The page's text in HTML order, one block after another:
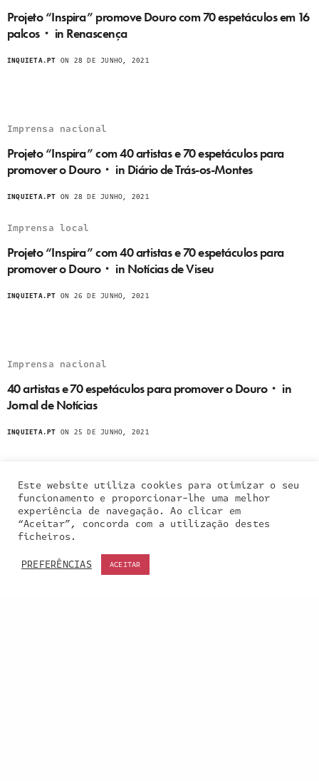
Projeto “Inspira” promove Douro com 70 espetáculos em 16
palcos・ in Renascença
INQUIETA.PT ON 28 DE JUNHO, 2021
Imprensa nacional
Projeto “Inspira” com 40 artistas e 70 espetáculos para
promover o Douro・ in Diário de Trás-os-Montes
INQUIETA.PT ON 28 DE JUNHO, 2021
Imprensa local
Projeto “Inspira” com 40 artistas e 70 espetáculos para
promover o Douro・ in Notícias de Viseu
INQUIETA.PT ON 26 DE JUNHO, 2021
Imprensa nacional
40 artistas e 70 espetáculos para promover o Douro・ in
Jornal de Notícias
INQUIETA.PT ON 25 DE JUNHO, 2021
Este website utiliza cookies para otimizar o seu
funcionamento e proporcionar-lhe uma melhor
experiência de navegação. Ao clicar em
“Aceitar”, concorda com a utilização destes
ficheiros.
PREFERÊNCIAS
ACEITAR
Our site uses cookies. Learn more about our use of
cookies:cookie policy
ACCEPT